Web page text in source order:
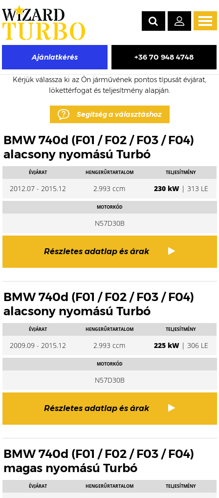
Ajánlatkérés +36 70 948 4748
BMW 740d eladó turbó árak
Kérjük válassza ki az Ön járművének pontos típusát évjárat,
lökettérfogat és teljesítmény alapján.
Segítség a választáshoz
BMW 740d (F01 / F02 / F03 / F04)
alacsony nyomású Turbó
ÉVJÁRAT
2012.07 - 2015.12
HENGERŰRTARTALOM
2.993 ccm
TELJESÍTMÉNY
230 kW| 313 LE
MOTORKÓD
N57D30B
Részletes adatlap és árak
BMW 740d (F01 / F02 / F03 / F04)
alacsony nyomású Turbó
ÉVJÁRAT
2009.09 - 2015.12
HENGERŰRTARTALOM
2.993 ccm
TELJESÍTMÉNY
225 kW| 306 LE
MOTORKÓD
N57D30B
Részletes adatlap és árak
BMW 740d (F01 / F02 / F03 / F04)
magas nyomású Turbó
ÉVJÁRAT HENGERŰRTARTALOM TELJESÍTMÉNY